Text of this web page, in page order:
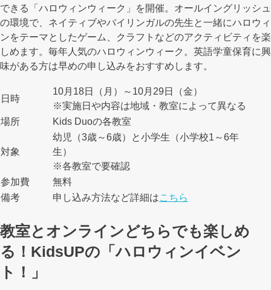
できる「ハロウィンウィーク」を開催。オールイングリッシュ
の環境で、ネイティブやバイリンガルの先生と一緒にハロウィ
ンをテーマとしたゲーム、クラフトなどのアクティビティを楽
しめます。毎年人気のハロウィンウィーク。英語学童保育に興
味がある方は早めの申し込みをおすすめします。
日時
10月18日（月）～10月29日（金）
※実施日や内容は地域・教室によって異なる
場所
Kids Duoの各教室
対象
幼児（3歳～6歳）と小学生（小学校1～6年
生）
※各教室で要確認
参加費
無料
備考
申し込み方法など詳細はこちら
教室とオンラインどちらでも楽しめ
る！KidsUPの「ハロウィンイベン
ト！」